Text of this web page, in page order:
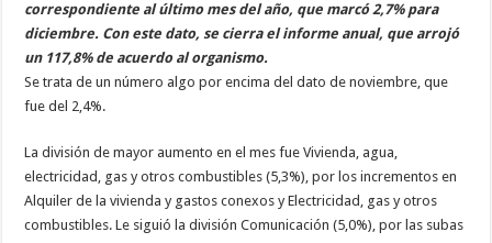
correspondiente al último mes del año, que marcó 2,7% para
diciembre. Con este dato, se cierra el informe anual, que arrojó
un 117,8% de acuerdo al organismo.
Se trata de un número algo por encima del dato de noviembre, que
fue del 2,4%.
La división de mayor aumento en el mes fue Vivienda, agua,
electricidad, gas y otros combustibles (5,3%), por los incrementos en
Alquiler de la vivienda y gastos conexos y Electricidad, gas y otros
combustibles. Le siguió la división Comunicación (5,0%), por las subas